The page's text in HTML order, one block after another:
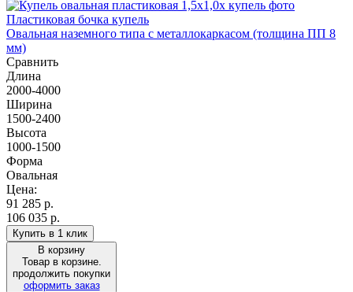
Пластиковая бочка купель
Овальная наземного типа с металлокаркасом (толщина ПП 8
мм)
Сравнить
Длина
2000-4000
Ширина
1500-2400
Высота
1000-1500
Форма
Овальная
Цена:
91 285 р.
106 035 р.
Купить в 1 клик
В корзину
Товар в корзине.
продолжить покупки
оформить заказ